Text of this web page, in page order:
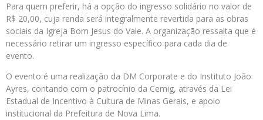
Para quem preferir, há a opção do ingresso solidário no valor de
R$ 20,00, cuja renda será integralmente revertida para as obras
sociais da Igreja Bom Jesus do Vale. A organização ressalta que é
necessário retirar um ingresso específico para cada dia de
evento.
O evento é uma realização da DM Corporate e do Instituto João
Ayres, contando com o patrocínio da Cemig, através da Lei
Estadual de Incentivo à Cultura de Minas Gerais, e apoio
institucional da Prefeitura de Nova Lima.